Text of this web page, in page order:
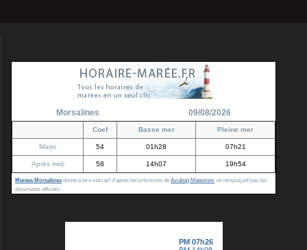
Morsalines 09/08/2026
Coef Basse mer Pleine mer
Matin 54 01h28 07h21
Après midi 58 14h07 19h54
Marées Morsalines donné à titre indicatif d'après les prévisions de Aviabag Météorem ne remplaçant pas les
documents officiels.